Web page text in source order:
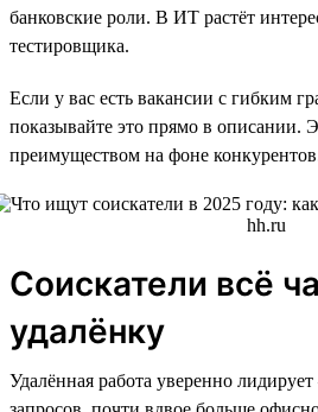
банковские роли. В ИТ растёт
тестировщика.
Если у вас есть вакансии с гибким
показывайте это прямо в описании.
преимуществом на фоне
Соискатели всё
удалёнку
Удалённая работа уверенно